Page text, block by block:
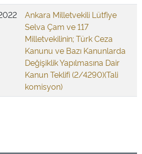
Ankara Milletvekili Lütfiye
Selva Çam ve 117
Milletvekilinin; Türk Ceza
Kanunu ve Bazı Kanunlarda
Değişiklik Yapılmasına Dair
Kanun Teklifi (2/4290)(Tali
komisyon)